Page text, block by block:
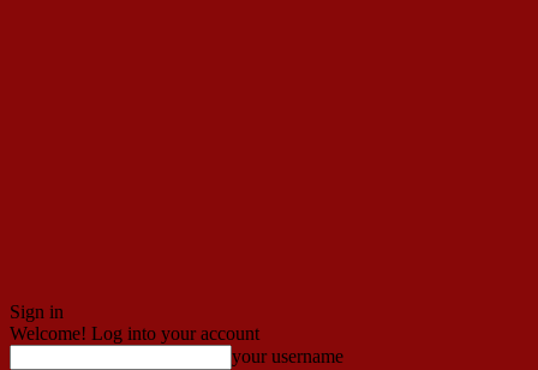
Sign in
Welcome! Log into your account
your username